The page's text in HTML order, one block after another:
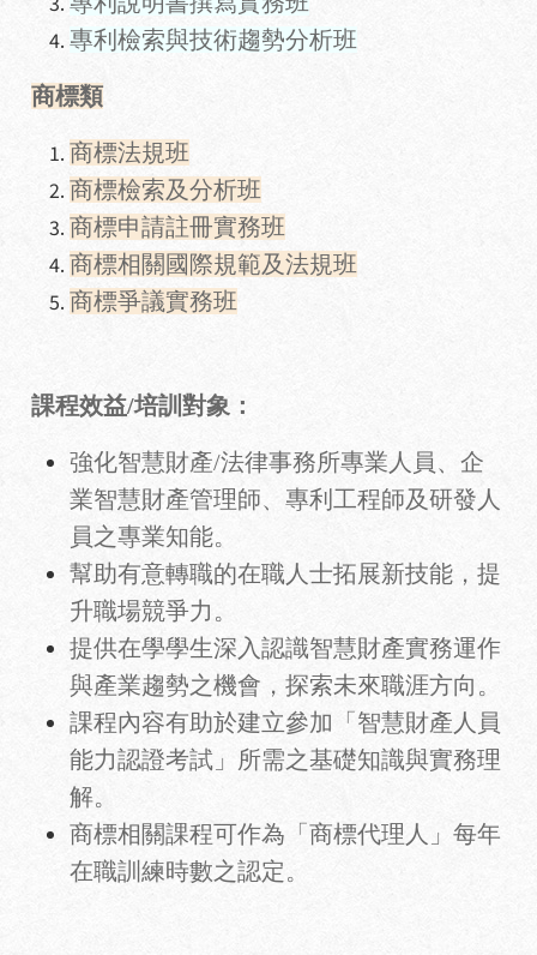
專利檢索與技術趨勢分析班
商標類
商標法規班
商標檢索及分析班
商標申請註冊實務班
商標相關國際規範及法規班
商標爭議實務班
課程效益/培訓對象：
強化智慧財產/法律事務所專業人員、企
業智慧財產管理師、專利工程師及研發人
員之專業知能。
幫助有意轉職的在職人士拓展新技能，提
升職場競爭力。
提供在學學生深入認識智慧財產實務運作
與產業趨勢之機會，探索未來職涯方向。
課程內容有助於建立參加「智慧財產人員
能力認證考試」所需之基礎知識與實務理
解。
商標相關課程可作為「商標代理人」每年
在職訓練時數之認定。